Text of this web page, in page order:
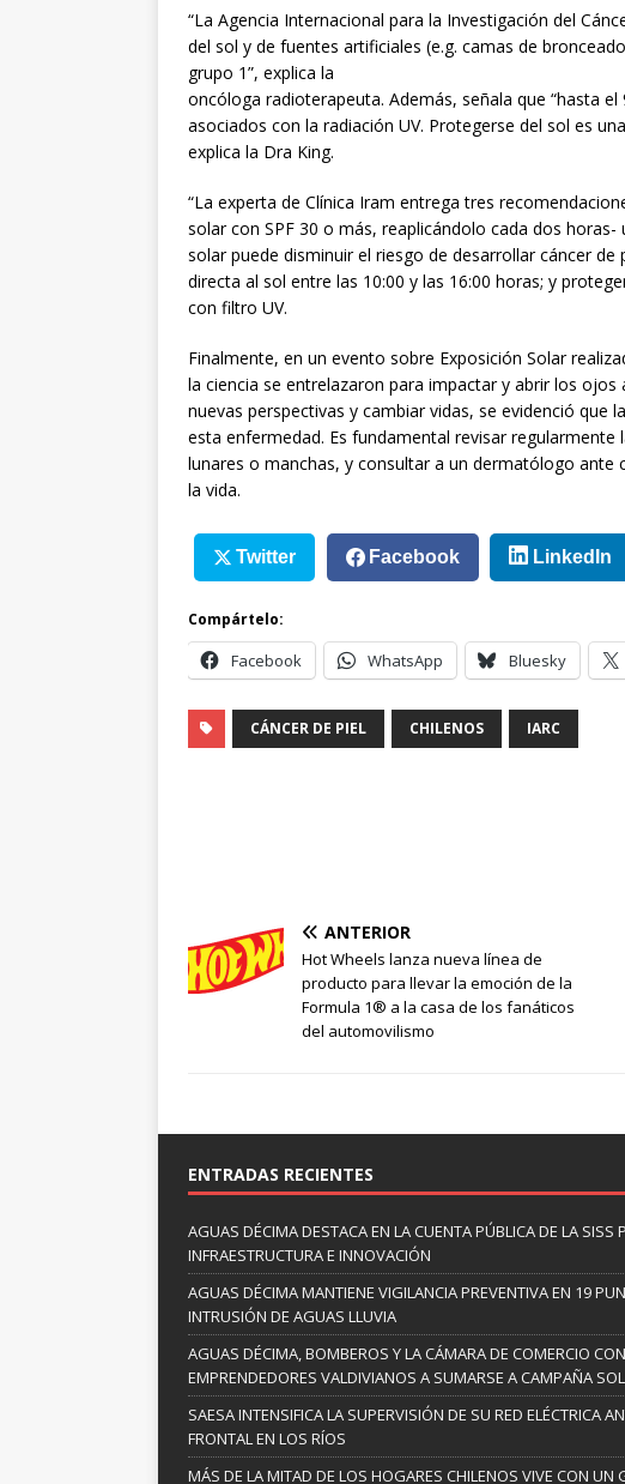
“La Agencia Internacional para la Investigación del
del sol y de fuentes artificiales (e.g. camas de
grupo 1”, explica la
oncóloga radioterapeuta. Además, señala que “hasta
asociados con la radiación UV. Protegerse del sol es
explica la Dra King.
“La experta de Clínica Iram entrega tres
solar con SPF 30 o más, reaplicándolo cada dos
solar puede disminuir el riesgo de desarrollar cáncer
directa al sol entre las 10:00 y las 16:00 horas; y
con filtro UV.
Finalmente, en un evento sobre Exposición Solar
la ciencia se entrelazaron para impactar y abrir los
nuevas perspectivas y cambiar vidas, se evidenció que
esta enfermedad. Es fundamental revisar
lunares o manchas, y consultar a un dermatólogo ante
la vida.
Twitter Facebook LinkedIn
Compártelo:
Facebook WhatsApp Bluesky
CÁNCER DE PIEL CHILENOS IARC
ANTERIOR
Hot Wheels lanza nueva línea de
producto para llevar la emoción de la
Formula 1® a la casa de los fanáticos
del automovilismo
ENTRADAS RECIENTES
AGUAS DÉCIMA DESTACA EN LA CUENTA PÚBLICA DE LA SISS
INFRAESTRUCTURA E INNOVACIÓN
AGUAS DÉCIMA MANTIENE VIGILANCIA PREVENTIVA EN 19
INTRUSIÓN DE AGUAS LLUVIA
AGUAS DÉCIMA, BOMBEROS Y LA CÁMARA DE COMERCIO
EMPRENDEDORES VALDIVIANOS A SUMARSE A CAMPAÑA
SAESA INTENSIFICA LA SUPERVISIÓN DE SU RED ELÉCTRICA
FRONTAL EN LOS RÍOS
MÁS DE LA MITAD DE LOS HOGARES CHILENOS VIVE CON UN